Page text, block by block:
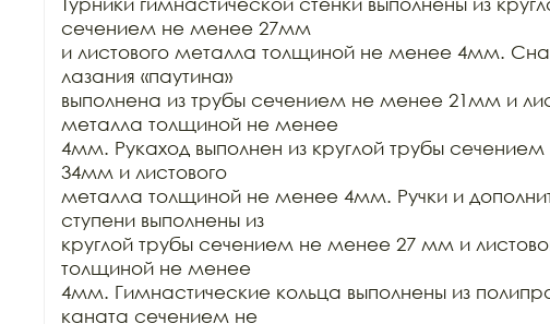
сечением не менее 27мм
и листового металла толщиной не менее 4мм.
лазания «паутина»
выполнена из трубы сечением не менее 21мм и
металла толщиной не менее
4мм. Рукаход выполнен из круглой трубы
34мм и листового
металла толщиной не менее 4мм. Ручки и
ступени выполнены из
круглой трубы сечением не менее 27 мм и
толщиной не менее
4мм. Гимнастические кольца выполнены из
каната сечением не